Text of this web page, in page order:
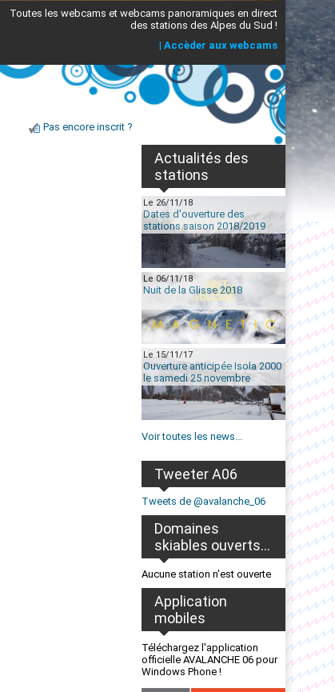
Toutes les webcams et webcams panoramiques en direct
des stations des Alpes du Sud !
| Accèder aux webcams
Pas encore inscrit ?
Actualités des
stations
Le 26/11/18
Dates d'ouverture des
stations saison 2018/2019
Le 06/11/18
Nuit de la Glisse 2018
Le 15/11/17
Ouverture anticipée Isola 2000
le samedi 25 novembre
Voir toutes les news...
Tweeter A06
Tweets de @avalanche_06
Domaines
skiables ouverts...
Aucune station n'est ouverte
Application
mobiles
Téléchargez l'application
officielle AVALANCHE 06 pour
Windows Phone !